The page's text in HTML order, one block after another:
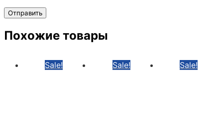
Похожие товары
Sale! Sale! Sale!